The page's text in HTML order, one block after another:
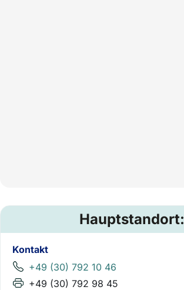
Hauptstandort:
Kontakt
+49 (30) 792 10 46
+49 (30) 792 98 45